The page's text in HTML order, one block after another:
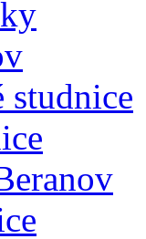
studnice